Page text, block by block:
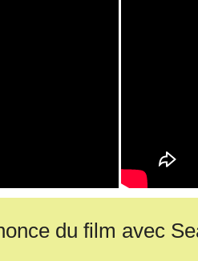
du film avec